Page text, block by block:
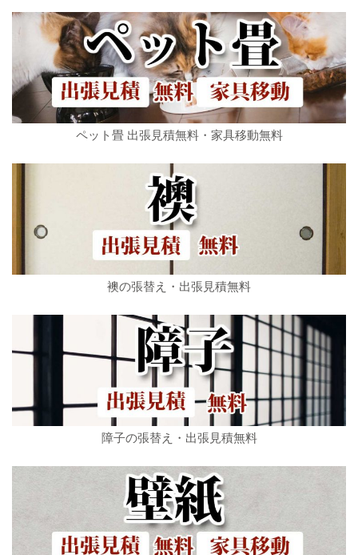
ペット畳 出張見積無料・家具移動無料
襖の張替え・出張見積無料
障子の張替え・出張見積無料